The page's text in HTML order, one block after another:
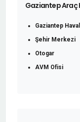
Gaziantep Araç
Gaziantep
Şehir Merkezi
Otogar
AVM Ofisi